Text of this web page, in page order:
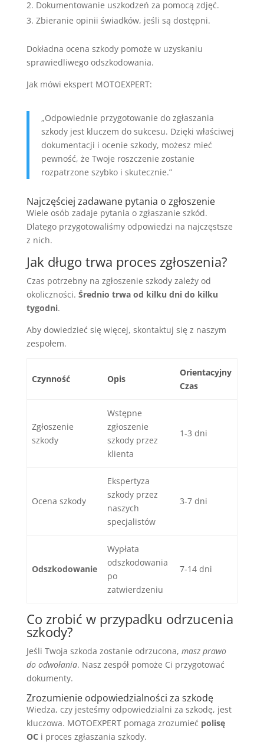
Dokumentowanie uszkodzeń za pomocą zdjęć.
Zbieranie opinii świadków, jeśli są dostępni.
Dokładna ocena szkody pomoże w uzyskaniu
sprawiedliwego odszkodowania.
Jak mówi ekspert MOTOEXPERT:
„Odpowiednie przygotowanie do zgłaszania
szkody jest kluczem do sukcesu. Dzięki właściwej
dokumentacji i ocenie szkody, możesz mieć
pewność, że Twoje roszczenie zostanie
rozpatrzone szybko i skutecznie.”
Najczęściej zadawane pytania o zgłoszenie
Wiele osób zadaje pytania o zgłaszanie szkód.
Dlatego przygotowaliśmy odpowiedzi na najczęstsze
z nich.
Jak długo trwa proces zgłoszenia?
Czas potrzebny na zgłoszenie szkody zależy od
okoliczności. Średnio trwa od kilku dni do kilku
tygodni.
Aby dowiedzieć się więcej, skontaktuj się z naszym
zespołem.
Czynność Opis
Orientacyjny
Czas
Zgłoszenie
szkody
Wstępne
zgłoszenie
szkody przez
klienta
1-3 dni
Ocena szkody
Ekspertyza
szkody przez
naszych
specjalistów
3-7 dni
Odszkodowanie
Wypłata
odszkodowania
po
zatwierdzeniu
7-14 dni
Co zrobić w przypadku odrzucenia
szkody?
Jeśli Twoja szkoda zostanie odrzucona, masz prawo
do odwołania. Nasz zespół pomoże Ci przygotować
dokumenty.
Zrozumienie odpowiedzialności za szkodę
Wiedza, czy jesteśmy odpowiedzialni za szkodę, jest
kluczowa. MOTOEXPERT pomaga zrozumieć polisę
OC i proces zgłaszania szkody.